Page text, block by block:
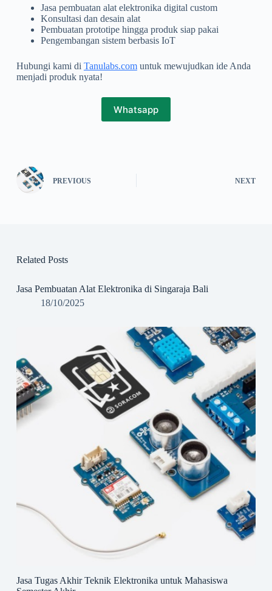
Jasa pembuatan alat elektronika digital custom
Konsultasi dan desain alat
Pembuatan prototipe hingga produk siap pakai
Pengembangan sistem berbasis IoT
Hubungi kami di Tanulabs.comuntuk mewujudkan ide Anda
menjadi produk nyata!
Whatsapp
PREVIOUS NEXT
Related Posts
Jasa Pembuatan Alat Elektronika di Singaraja Bali
18/10/2025
Jasa Tugas Akhir Teknik Elektronika untuk Mahasiswa